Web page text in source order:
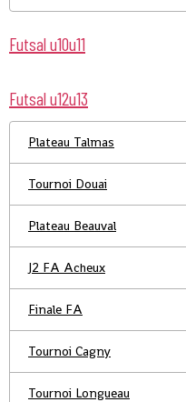
Futsal u10u11
Futsal u12u13
Plateau Talmas
Tournoi Douai
Plateau Beauval
J2 FA Acheux
Finale FA
Tournoi Cagny
Tournoi Longueau